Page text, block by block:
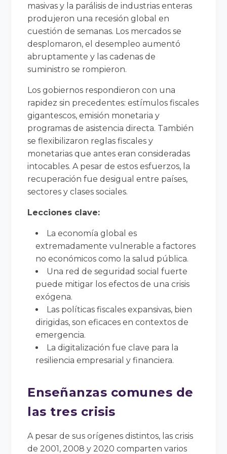
masivas y la parálisis de industrias enteras
produjeron una recesión global en
cuestión de semanas. Los mercados se
desplomaron, el desempleo aumentó
abruptamente y las cadenas de
suministro se rompieron.
Los gobiernos respondieron con una
rapidez sin precedentes: estímulos fiscales
gigantescos, emisión monetaria y
programas de asistencia directa. También
se flexibilizaron reglas fiscales y
monetarias que antes eran consideradas
intocables. A pesar de estos esfuerzos, la
recuperación fue desigual entre países,
sectores y clases sociales.
Lecciones clave:
La economía global es
extremadamente vulnerable a factores
no económicos como la salud pública.
Una red de seguridad social fuerte
puede mitigar los efectos de una crisis
exógena.
Las políticas fiscales expansivas, bien
dirigidas, son eficaces en contextos de
emergencia.
La digitalización fue clave para la
resiliencia empresarial y financiera.
Enseñanzas comunes de
las tres crisis
A pesar de sus orígenes distintos, las crisis
de 2001, 2008 y 2020 comparten varios